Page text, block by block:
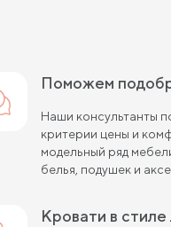
Поможем
Наши консультанты
критерии цены и
модельный ряд
белья, подушек и
кровати в